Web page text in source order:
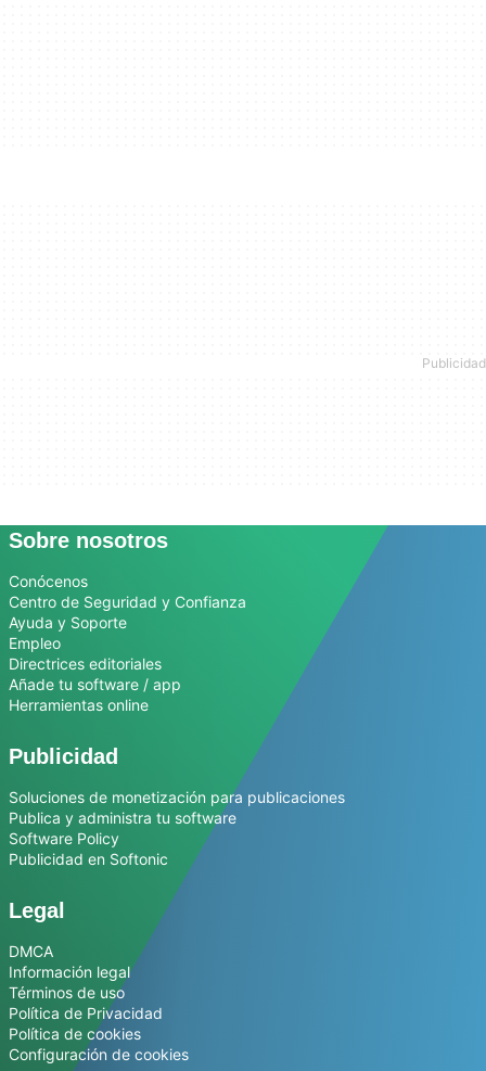
Sobre nosotros
Conócenos
Centro de Seguridad y Confianza
Ayuda y Soporte
Empleo
Directrices editoriales
Añade tu software / app
Herramientas online
Publicidad
Soluciones de monetización para publicaciones
Publica y administra tu software
Software Policy
Publicidad en Softonic
Legal
DMCA
Información legal
Términos de uso
Política de Privacidad
Política de cookies
Configuración de cookies